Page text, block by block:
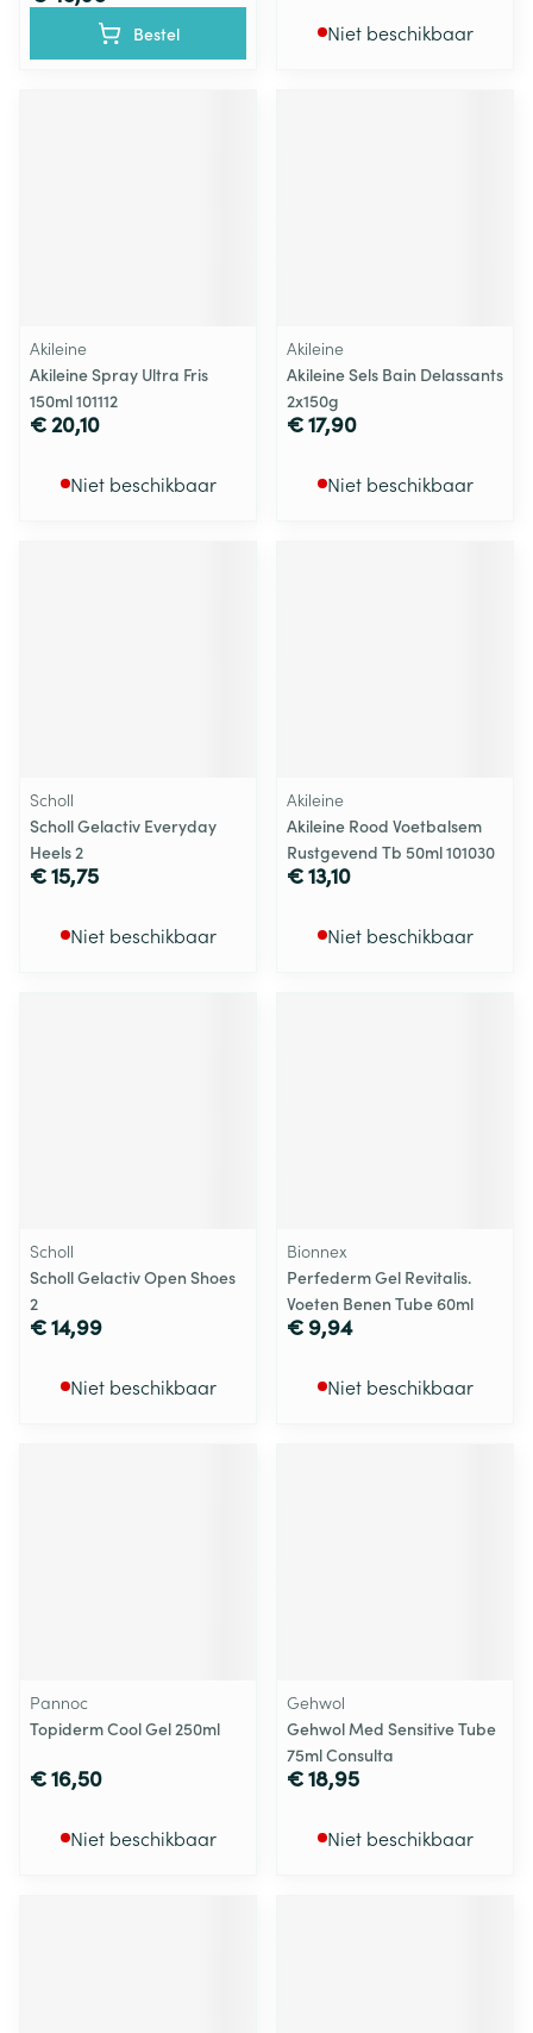
Bestel Niet beschikbaar
Akileine
Akileine Spray Ultra Fris
150ml 101112
€ 20,10
Niet beschikbaar
Akileine
Akileine Sels Bain Delassants
2x150g
€ 17,90
Niet beschikbaar
Scholl
Scholl Gelactiv Everyday
Heels 2
€ 15,75
Niet beschikbaar
Akileine
Akileine Rood Voetbalsem
Rustgevend Tb 50ml 101030
€ 13,10
Niet beschikbaar
Scholl
Scholl Gelactiv Open Shoes
2
€ 14,99
Niet beschikbaar
Bionnex
Perfederm Gel Revitalis.
Voeten Benen Tube 60ml
€ 9,94
Niet beschikbaar
Pannoc
Topiderm Cool Gel 250ml
€ 16,50
Niet beschikbaar
Gehwol
Gehwol Med Sensitive Tube
75ml Consulta
€ 18,95
Niet beschikbaar